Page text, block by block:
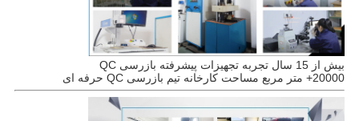
بیش از 15 سال تجربه تجهیزات پیشرفته بازرسی QC
20000+ متر مربع مساحت کارخانه تیم بازرسی QC حرفه ای